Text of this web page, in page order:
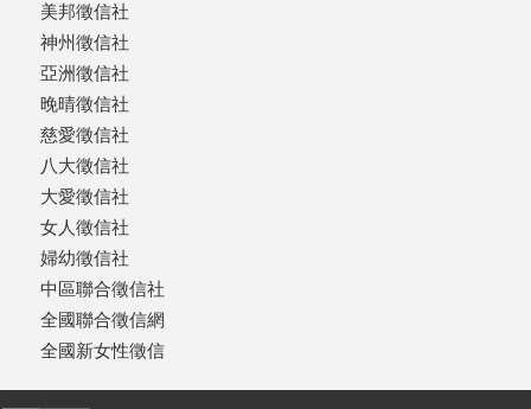
美邦徵信社
神州徵信社
亞洲徵信社
晚晴徵信社
慈愛徵信社
八大徵信社
大愛徵信社
女人徵信社
婦幼徵信社
中區聯合徵信社
全國聯合徵信網
全國新女性徵信